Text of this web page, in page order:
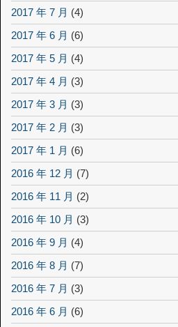
2017 年 7 月 (4)
2017 年 6 月 (6)
2017 年 5 月 (4)
2017 年 4 月 (3)
2017 年 3 月 (3)
2017 年 2 月 (3)
2017 年 1 月 (6)
2016 年 12 月 (7)
2016 年 11 月 (2)
2016 年 10 月 (3)
2016 年 9 月 (4)
2016 年 8 月 (7)
2016 年 7 月 (3)
2016 年 6 月 (6)